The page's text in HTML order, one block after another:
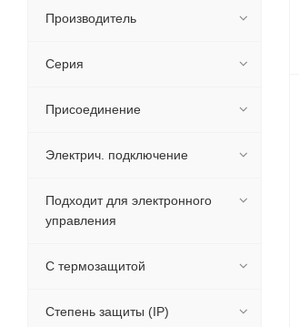
Производитель
Серия
Присоединение
Электрич. подключение
Подходит для электронного
управления
С термозащитой
Степень защиты (IP)